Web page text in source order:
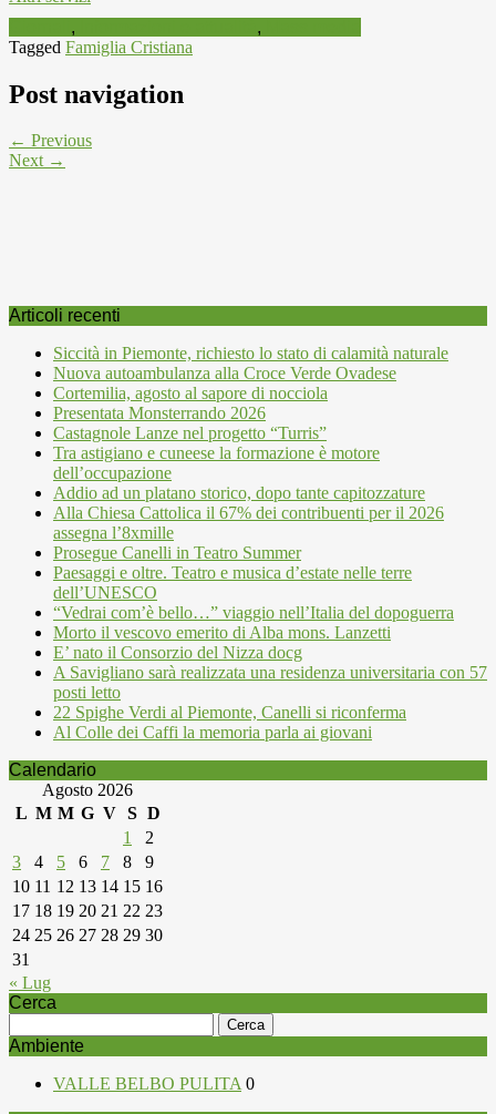
, ,
Tagged Famiglia Cristiana
Post navigation
← Previous
Next →
Articoli recenti
Siccità in Piemonte, richiesto lo stato di calamità naturale
Nuova autoambulanza alla Croce Verde Ovadese
Cortemilia, agosto al sapore di nocciola
Presentata Monsterrando 2026
Castagnole Lanze nel progetto “Turris”
Tra astigiano e cuneese la formazione è motore
dell’occupazione
Addio ad un platano storico, dopo tante capitozzature
Alla Chiesa Cattolica il 67% dei contribuenti per il 2026
assegna l’8xmille
Prosegue Canelli in Teatro Summer
Paesaggi e oltre. Teatro e musica d’estate nelle terre
dell’UNESCO
“Vedrai com’è bello…” viaggio nell’Italia del dopoguerra
Morto il vescovo emerito di Alba mons. Lanzetti
E’ nato il Consorzio del Nizza docg
A Savigliano sarà realizzata una residenza universitaria con 57
posti letto
22 Spighe Verdi al Piemonte, Canelli si riconferma
Al Colle dei Caffi la memoria parla ai giovani
Calendario
Agosto 2026
L M M G V S D
1
2
3
4 5 6 7 8
9
10 11 12 13 14 15 16
17 18 19 20 21 22 23
24 25 26 27 28 29 30
31
« Lug
Cerca
per:
Ambiente
VALLE BELBO PULITA 0